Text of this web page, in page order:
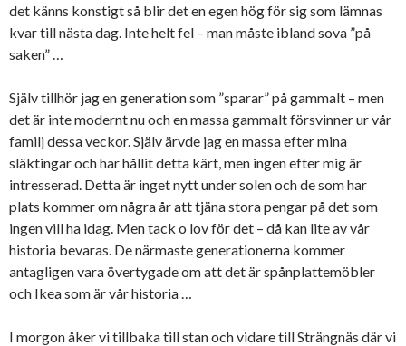
det känns konstigt så blir det en egen hög för sig som lämnas
kvar till nästa dag. Inte helt fel – man måste ibland sova ”på
saken” …
Själv tillhör jag en generation som ”sparar” på gammalt – men
det är inte modernt nu och en massa gammalt försvinner ur vår
familj dessa veckor. Själv ärvde jag en massa efter mina
släktingar och har hållit detta kärt, men ingen efter mig är
intresserad. Detta är inget nytt under solen och de som har
plats kommer om några år att tjäna stora pengar på det som
ingen vill ha idag. Men tack o lov för det – då kan lite av vår
historia bevaras. De närmaste generationerna kommer
antagligen vara övertygade om att det är spånplattemöbler
och Ikea som är vår historia …
I morgon åker vi tillbaka till stan och vidare till Strängnäs där vi